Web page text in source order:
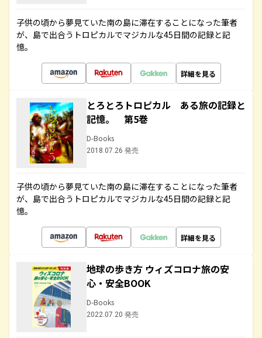
子供の頃から夢見ていた南の島に滞在することになった筆者
が、島で出合うトロピカルでマジカルな45日間の記録と記
憶。
詳細を見る
とろとろトロピカル ある旅の記録と
記憶。 第5巻
D-Books
2018.07.26 発売
子供の頃から夢見ていた南の島に滞在することになった筆者
が、島で出合うトロピカルでマジカルな45日間の記録と記
憶。
詳細を見る
地球の歩き方 ウィズコロナ旅の安
心・安全BOOK
D-Books
2022.07.20 発売